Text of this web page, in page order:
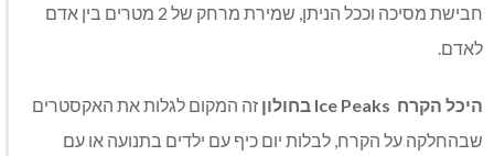
חבישת מסיכה וככל הניתן, שמירת מרחק של 2 מטרים בין אדם
לאדם.
היכל הקרח Ice Peaks בחולון זה המקום לגלות את האקסטרים
שבהחלקה על הקרח, לבלות יום כיף עם ילדים בתנועה או עם